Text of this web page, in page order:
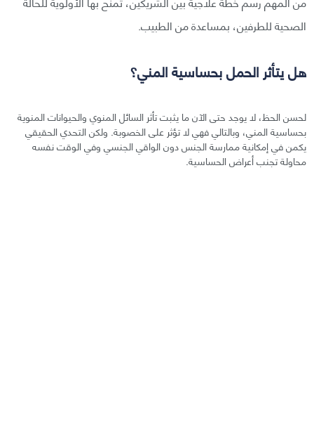
الصحية للطرفين، بمساعدة من الطبيب.
هل يتأثر الحمل بحساسية المني؟
لحسن الحظ، لا يوجد حتى الآن ما يثبت تأثر السائل المنوي والحيوانات المنوية
بحساسية المني، وبالتالي فهي لا تؤثر على الخصوبة. ولكن التحدي الحقيقي
يكمن في إمكانية ممارسة الجنس دون الواقي الجنسي وفي الوقت نفسه
محاولة تجنب أعراض الحساسية.